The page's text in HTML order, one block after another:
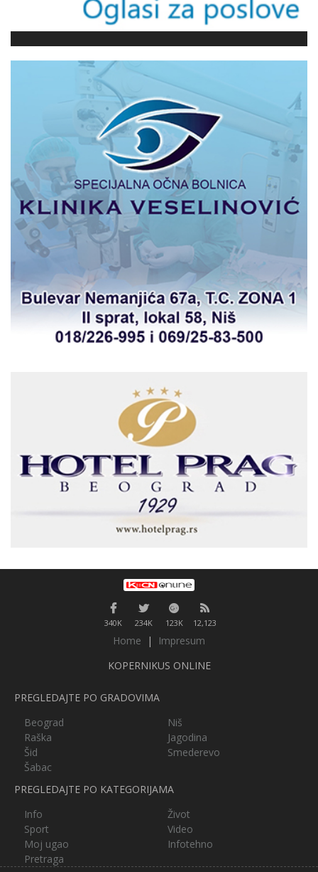
340K 234K 123K 12,123
Home |
Impresum
KOPERNIKUS ONLINE
PREGLEDAJTE PO GRADOVIMA
Beograd
Niš
Raška
Jagodina
Šid
Smederevo
Šabac
PREGLEDAJTE PO KATEGORIJAMA
Info
Život
Sport
Video
Moj ugao
Infotehno
Pretraga